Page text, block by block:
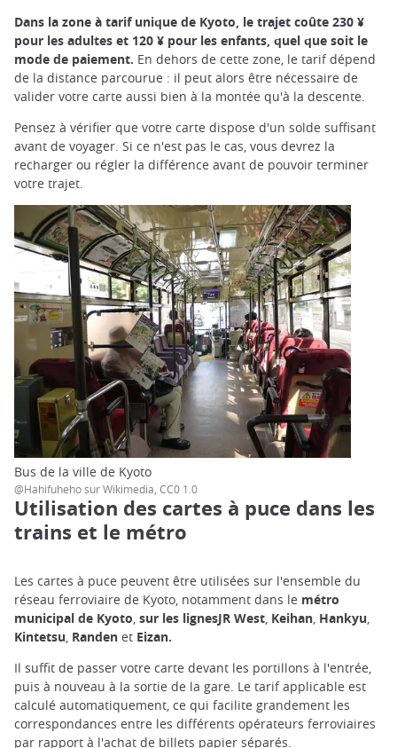
Dans la zone à tarif unique de Kyoto, le trajet coûte 230 ¥
pour les adultes et 120 ¥ pour les enfants, quel que soit le
mode de paiement. En dehors de cette zone, le tarif dépend
de la distance parcourue : il peut alors être nécessaire de
valider votre carte aussi bien à la montée qu'à la descente.
Pensez à vérifier que votre carte dispose d'un solde suffisant
avant de voyager. Si ce n'est pas le cas, vous devrez la
recharger ou régler la différence avant de pouvoir terminer
votre trajet.
Bus de la ville de Kyoto
@Hahifuheho sur Wikimedia, CC0 1.0
Utilisation des cartes à puce dans les
trains et le métro
Les cartes à puce peuvent être utilisées sur l'ensemble du
réseau ferroviaire de Kyoto, notamment dans le métro
municipal de Kyoto, sur les lignesJR West, Keihan, Hankyu,
Kintetsu, Randen et Eizan.
Il suffit de passer votre carte devant les portillons à l'entrée,
puis à nouveau à la sortie de la gare. Le tarif applicable est
calculé automatiquement, ce qui facilite grandement les
correspondances entre les différents opérateurs ferroviaires
par rapport à l'achat de billets papier séparés.